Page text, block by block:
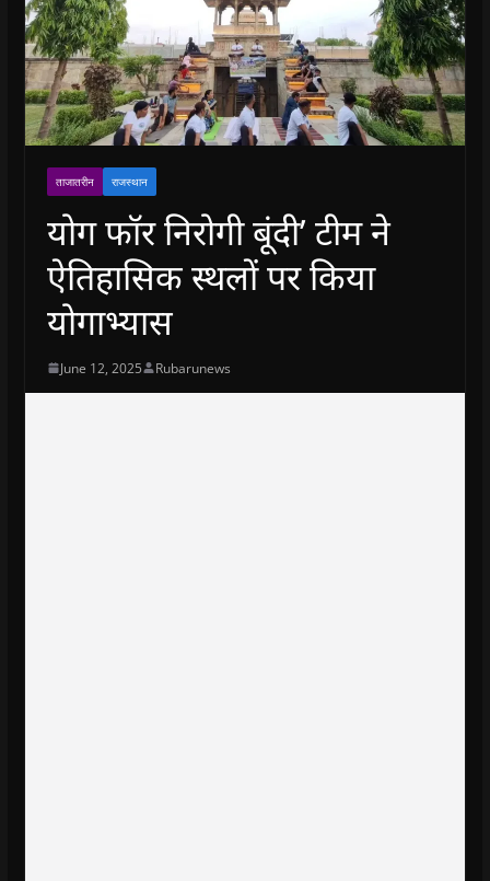
ताजातरीन राजस्थान
योग फॉर निरोगी बूंदी’ टीम ने
ऐतिहासिक स्थलों पर किया
योगाभ्यास
June 12, 2025 Rubarunews